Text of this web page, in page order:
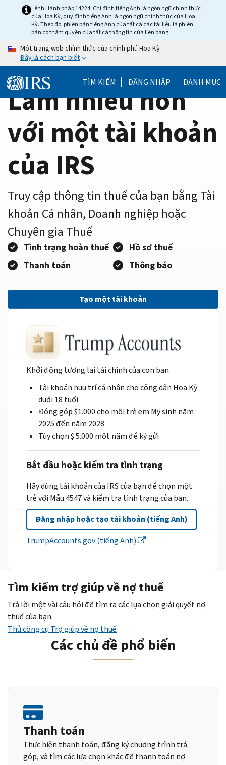
HomeLệnh Hành pháp 14224, Chỉ định tiếng Anh là ngôn ngữ chính thức
của Hoa Kỳ, quy định tiếng Anh là ngôn ngữ chính thức của Hoa
Kỳ. Theo đó, phiên bản tiếng Anh của tất cả các tài liệu là phiên
bản có thẩm quyền của tất cả thông tin của liên bang.
Một trang web chính thức của chính phủ Hoa Kỳ
Đây là cách bạn biết
TÌM KIẾM ĐĂNG NHẬP DANH MỤC
Làm nhiều hơn
với một tài khoản
của IRS
Truy cập thông tin thuế của bạn bằng Tài
khoản Cá nhân, Doanh nghiệp hoặc
Chuyên gia Thuế
Tình trạng hoàn thuế
Hồ sơ thuế
Thanh toán
Thông báo
Tạo một tài khoản
Khởi động tương lai tài chính của con bạn
Tài khoản hưu trí cá nhân cho công dân Hoa Kỳ
dưới 18 tuổi
Đóng góp $1.000 cho mỗi trẻ em Mỹ sinh năm
2025 đến năm 2028
Tùy chọn $ 5.000 một năm để ký gửi
Bắt đầu hoặc kiểm tra tình trạng
Hãy dùng tài khoản của IRS của bạn để chọn một
trẻ với Mẫu 4547 và kiểm tra tình trạng của bạn.
Đăng nhập hoặc tạo tài khoản (tiếng Anh)
TrumpAccounts.gov (tiếng Anh)
Tìm kiếm trợ giúp về nợ thuế
Trả lời một vài câu hỏi để tìm ra các lựa chọn giải quyết nợ
thuế của bạn.
Thử công cụ Trợ giúp về nợ thuế
Các chủ đề phổ biến
Thanh toán
Thực hiện thanh toán, đăng ký chương trình trả
góp, và tìm các lựa chọn khác để thanh toán nợ